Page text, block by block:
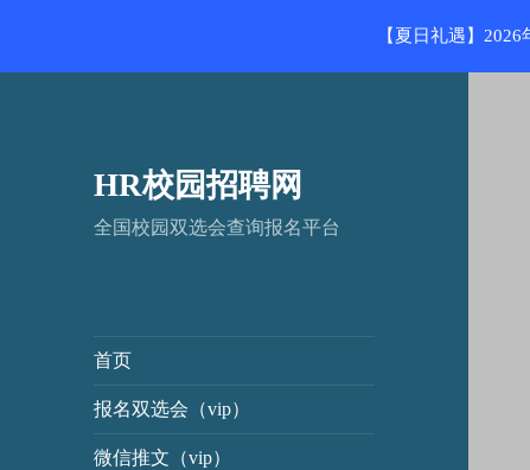
HR校园招聘网
全国校园双选会查询报名平台
首页
报名双选会（vip）
微信推文（vip）
【夏日礼遇】